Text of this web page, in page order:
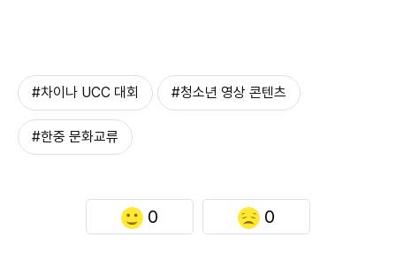
#차이나 UCC 대회 #청소년 영상 콘텐츠
#한중 문화교류
0 0